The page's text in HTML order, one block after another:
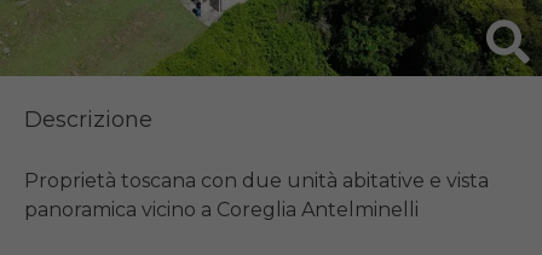
Descrizione
Proprietà toscana con due unità abitative e vista
panoramica vicino a Coreglia Antelminelli